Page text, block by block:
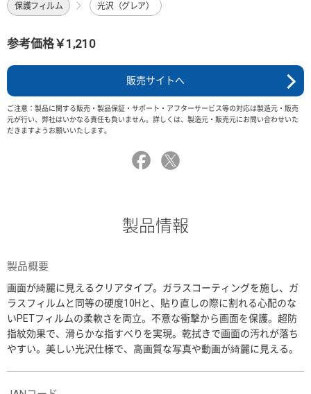
保護フィルム 光沢（グレア）
参考価格￥1,210
販売サイトへ
ご注意：製品に関する販売・製品保証・サポート・アフターサービス等の対応は製造元・販売
元が行い、弊社はいかなる責任も負いません。詳しくは、製造元・販売元にお問い合わせいた
だきますようお願いいたします。
製品情報
製品概要
画面が綺麗に見えるクリアタイプ。ガラスコーティングを施し、ガ
ラスフィルムと同等の硬度10Hと、貼り直しの際に割れる心配のな
いPETフィルムの柔軟さを両立。不意な衝撃から画面を保護。超防
指紋効果で、滑らかな指すべりを実現。乾拭きで画面の汚れが落ち
やすい。美しい光沢仕様で、高画質な写真や動画が綺麗に見える。